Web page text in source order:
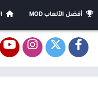
أفضل الألعاب MOD